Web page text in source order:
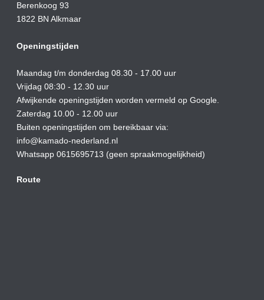
Berenkoog 93
1822 BN Alkmaar
Openingstijden
Maandag t/m donderdag 08.30 - 17.00 uur
Vrijdag 08:30 - 12.30 uur
Afwijkende openingstijden worden vermeld op Google.
Zaterdag 10.00 - 12.00 uur
Buiten openingstijden om bereikbaar via:
info@kamado-nederland.nl
Whatsapp 0615695713 (geen spraakmogelijkheid)
Route